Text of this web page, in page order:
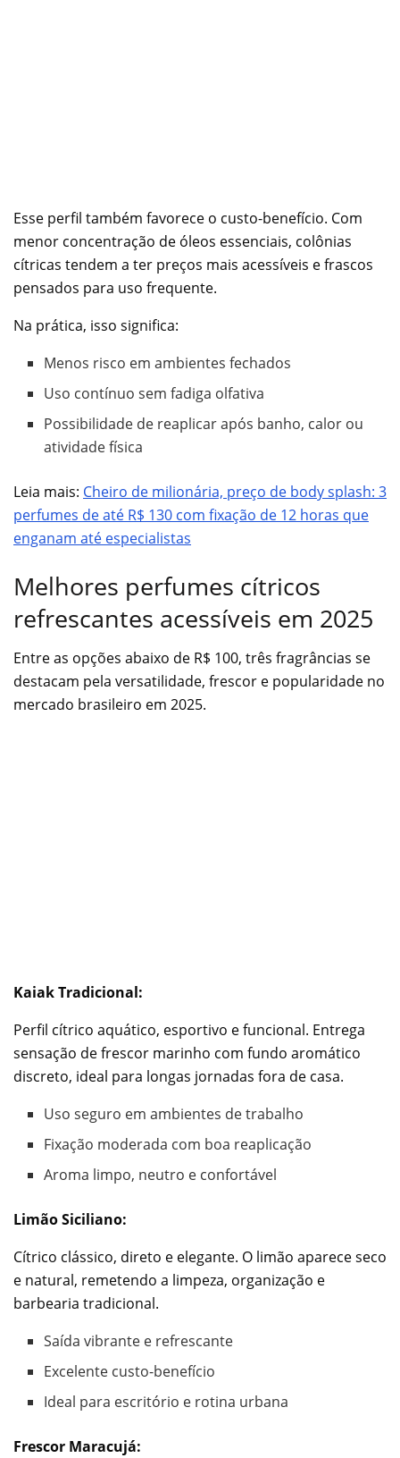
Esse perfil também favorece o custo-benefício. Com
menor concentração de óleos essenciais, colônias
cítricas tendem a ter preços mais acessíveis e frascos
pensados para uso frequente.
Na prática, isso significa:
Menos risco em ambientes fechados
Uso contínuo sem fadiga olfativa
Possibilidade de reaplicar após banho, calor ou
atividade física
Leia mais: Cheiro de milionária, preço de body splash: 3
perfumes de até R$ 130 com fixação de 12 horas que
enganam até especialistas
Melhores perfumes cítricos
refrescantes acessíveis em 2025
Entre as opções abaixo de R$ 100, três fragrâncias se
destacam pela versatilidade, frescor e popularidade no
mercado brasileiro em 2025.
Kaiak Tradicional:
Perfil cítrico aquático, esportivo e funcional. Entrega
sensação de frescor marinho com fundo aromático
discreto, ideal para longas jornadas fora de casa.
Uso seguro em ambientes de trabalho
Fixação moderada com boa reaplicação
Aroma limpo, neutro e confortável
Limão Siciliano:
Cítrico clássico, direto e elegante. O limão aparece seco
e natural, remetendo a limpeza, organização e
barbearia tradicional.
Saída vibrante e refrescante
Excelente custo-benefício
Ideal para escritório e rotina urbana
Frescor Maracujá: